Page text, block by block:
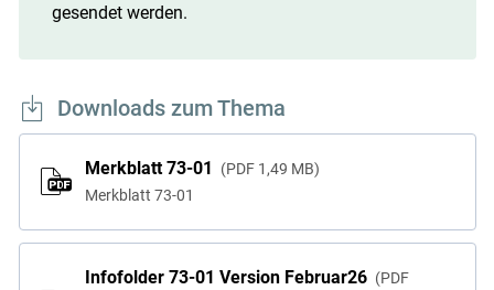
gesendet werden.
Downloads zum Thema
Merkblatt 73-01 PDF 1,49 MB
Merkblatt 73-01
Infofolder 73-01 Version Februar26
PDF